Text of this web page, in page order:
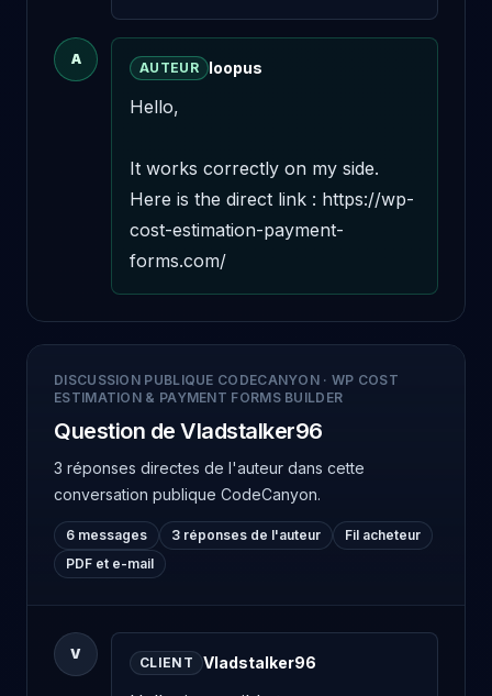
A
AUTEUR loopus
Hello,
It works correctly on my side.
Here is the direct link : https://wp-
cost-estimation-payment-
forms.com/
DISCUSSION PUBLIQUE CODECANYON · WP COST
ESTIMATION & PAYMENT FORMS BUILDER
Question de Vladstalker96
3 réponses directes de l'auteur dans cette
conversation publique CodeCanyon.
6 messages 3 réponses de l'auteur
Fil acheteur
PDF et e-mail
V
CLIENT Vladstalker96